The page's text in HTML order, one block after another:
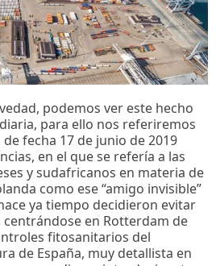
podemos ver este hecho
para ello nos referiremos
fecha 17 de junio de 2019
en el que se refería a las
y sudafricanos en materia de
como ese “amigo invisible”
ya tiempo decidieron evitar
en Rotterdam de
fitosanitarios del
de España, muy detallista en